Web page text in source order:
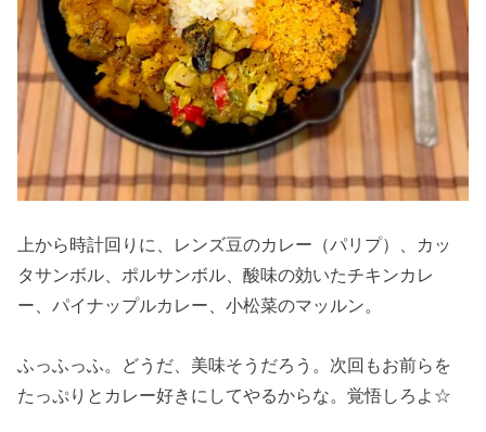
上から時計回りに、レンズ豆のカレー（パリプ）、カッ
タサンボル、ポルサンボル、酸味の効いたチキンカレ
ー、パイナップルカレー、小松菜のマッルン。
ふっふっふ。どうだ、美味そうだろう。次回もお前らを
たっぷりとカレー好きにしてやるからな。覚悟しろよ☆